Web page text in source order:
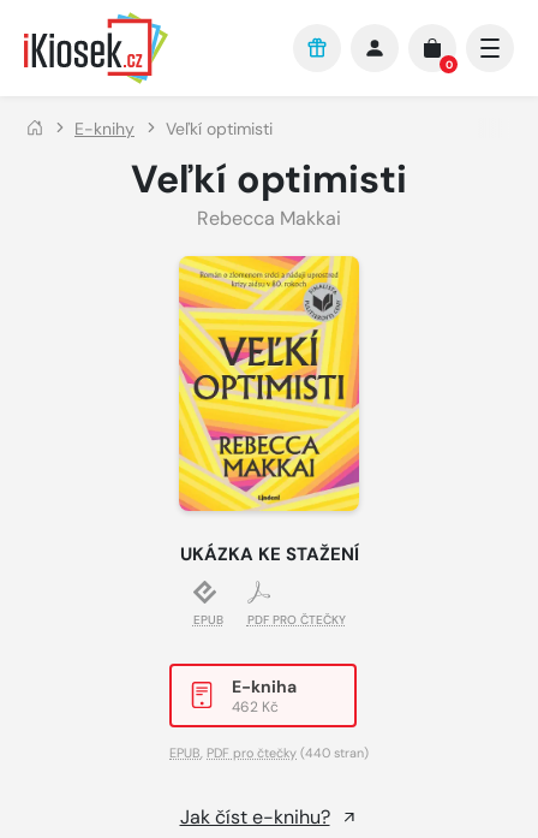
Přejít na hlavní obsah
0
E-knihy Veľkí optimisti
Veľkí optimisti
Rebecca Makkai
UKÁZKA KE STAŽENÍ
EPUB PDF PRO ČTEČKY
E-kniha
462 Kč
EPUB PDF pro čtečky (440 stran)
Jak číst e-knihu?